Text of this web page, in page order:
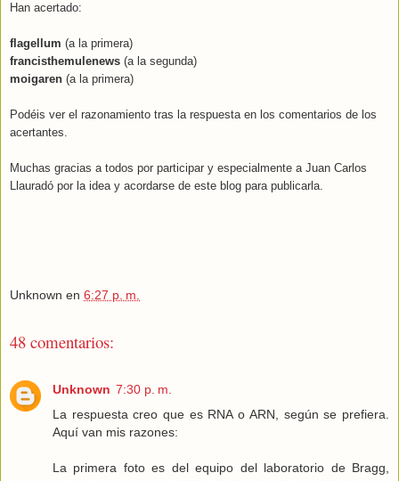
Han acertado:
flagellum (a la primera)
francisthemulenews (a la segunda)
moigaren (a la primera)
Podéis ver el razonamiento tras la respuesta en los comentarios de los
acertantes.
Muchas gracias a todos por participar y especialmente a Juan Carlos
Llauradó por la idea y acordarse de este blog para publicarla.
Unknown en 6:27 p. m.
48 comentarios:
Unknown 7:30 p. m.
La respuesta creo que es RNA o ARN, según se prefiera.
Aquí van mis razones:
La primera foto es del equipo del laboratorio de Bragg,